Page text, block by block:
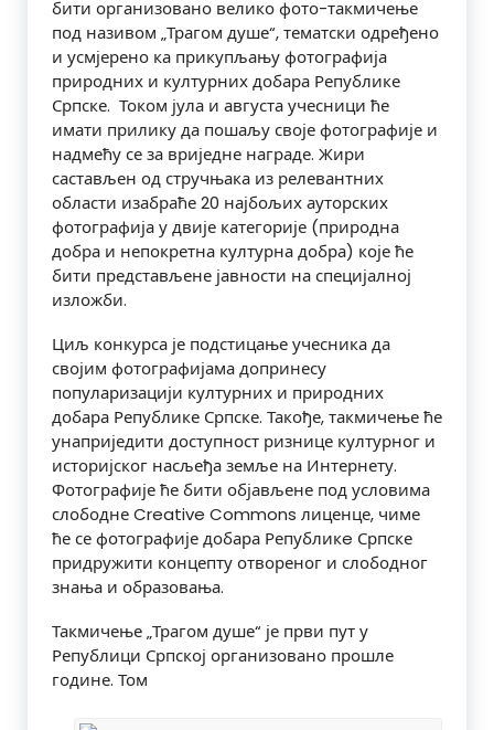
бити организовано велико фото-такмичење
под називом „Трагом душе“, тематски одређено
и усмјерено ка прикупљању фотографија
природних и културних добара Републике
Српске. Током јула и августа учесници ће
имати прилику да пошаљу своје фотографије и
надмећу се за вриједне награде. Жири
састављен од стручњака из релевантних
области изабраће 20 најбољих ауторских
фотографија у двије категорије (природна
добра и непокретна културна добра) које ће
бити представљене јавности на специјалној
изложби.
Циљ конкурса је подстицање учесника да
својим фотографијама допринесу
популаризацији културних и природних
добара Републике Српске. Такође, такмичење ће
унаприједити доступност ризнице културног и
историјског насљеђа земље на Интернету.
Фотографије ће бити објављене под условима
слободне Creative Commons лиценце, чиме
ће се фотографије добара Републикe Српске
придружити концепту отвореног и слободног
знања и образовања.
Такмичење „Трагом душе“ је први пут у
Републици Српској организовано прошле
године. Том